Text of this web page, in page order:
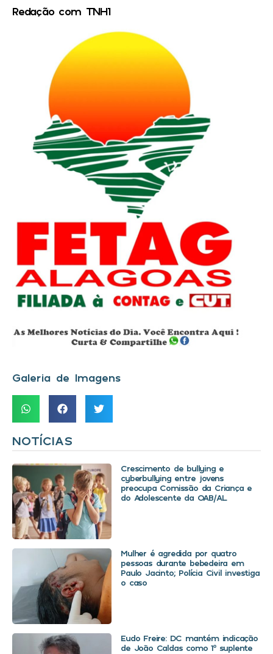
Redação com TNH1
Galeria de Imagens
NOTÍCIAS
Crescimento de bullying e
cyberbullying entre jovens
preocupa Comissão da Criança e
do Adolescente da OAB/AL
Mulher é agredida por quatro
pessoas durante bebedeira em
Paulo Jacinto; Polícia Civil investiga
o caso
Eudo Freire: DC mantém indicação
de João Caldas como 1º suplente